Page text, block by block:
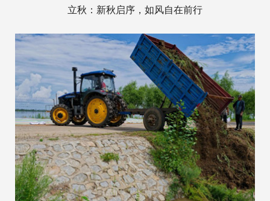
立秋：新秋启序，如风自在前行